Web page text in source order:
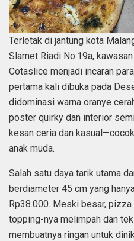
Terletak di jantung kota
Slamet Riadi No.19a,
Cotaslice menjadi incaran
pertama kali dibuka pada
didominasi warna oranye
poster quirky dan interior
kesan ceria dan
anak muda.
Salah satu daya tarik utama
berdiameter 45 cm yang
Rp38.000. Meski besar,
topping-nya melimpah dan
membuatnya ringan untuk